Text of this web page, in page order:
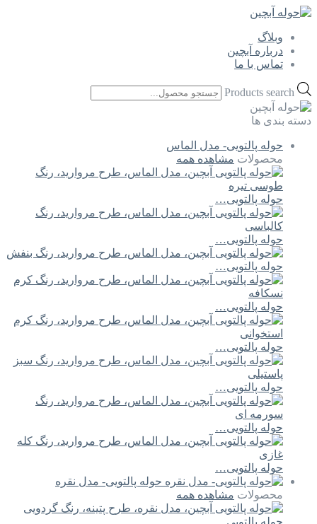
وبلاگ
درباره آبچین
تماس با ما
Products search
دسته بندی ها
حوله پالتویی- مدل الماس
محصولات مشاهده همه
حوله پالتویی…
حوله پالتویی…
حوله پالتویی…
حوله پالتویی…
حوله پالتویی…
حوله پالتویی…
حوله پالتویی…
حوله پالتویی…
حوله پالتویی- مدل نقره
محصولات مشاهده همه
حوله پالتویی…